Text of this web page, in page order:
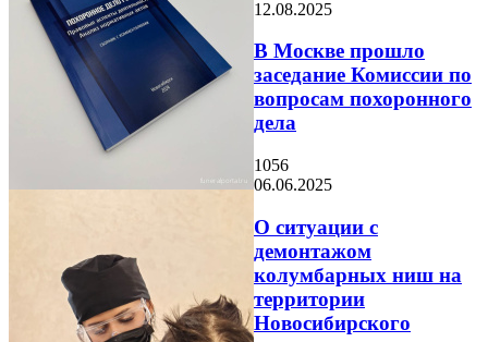
12.08.2025
В Москве прошло
заседание Комиссии по
вопросам похоронного
дела
1056
06.06.2025
О ситуации с
демонтажом
колумбарных ниш на
территории
Новосибирского